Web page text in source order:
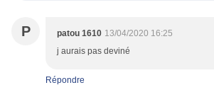
P patou 1610 13/04/2020 16:25
j aurais pas deviné
Répondre